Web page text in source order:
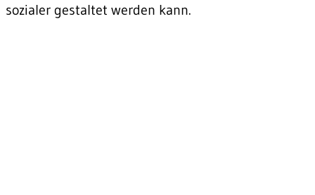
sozialer gestaltet werden kann.